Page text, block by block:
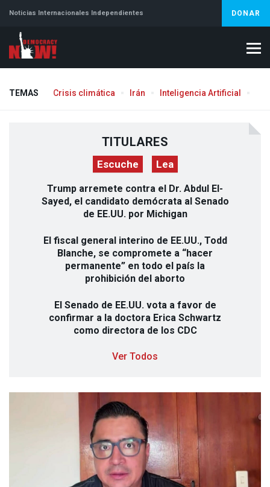
Noticias Internacionales Independientes DONAR
TEMAS Crisis climática Irán Inteligencia Artificial
TITULARES
Escuche Lea
Trump arremete contra el Dr. Abdul El-
Sayed, el candidato demócrata al Senado
de EE.UU. por Michigan
El fiscal general interino de EE.UU., Todd
Blanche, se compromete a “hacer
permanente” en todo el país la
prohibición del aborto
El Senado de EE.UU. vota a favor de
confirmar a la doctora Erica Schwartz
como directora de los CDC
Ver Todos